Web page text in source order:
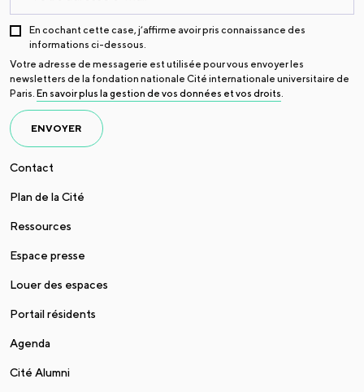
En cochant cette case, j’affirme avoir pris connaissance des
informations ci-dessous.
Votre adresse de messagerie est utilisée pour vous envoyer les
newsletters de la fondation nationale Cité internationale universitaire de
Paris. En savoir plus la gestion de vos données et vos droits.
ENVOYER
Contact
Plan de la Cité
Ressources
Espace presse
Louer des espaces
Portail résidents
Agenda
Cité Alumni